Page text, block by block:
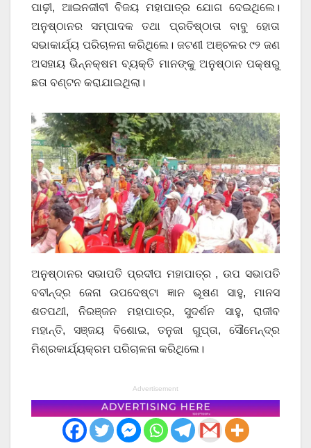
ପାଢ଼ୀ, ଆଇନଜୀବୀ ବିଜୟ ମହାପାତ୍ର ଯୋଗ ଦେଇଥିଲେ।
ଅନୁଷ୍ଠାନର ସମ୍ପାଦକ ତଥା ପ୍ରତିଷ୍ଠାତା ବାବୁ ହୋତା
ସଭାକାର୍ଯ୍ୟ ପରିଚାଳନା କରିଥିଲେ। ଜଟଣୀ ଅଞ୍ଚଳର ୯୨ ଜଣ
ଅସହାୟ ଭିନ୍ନକ୍ଷମ ବ୍ୟକ୍ତି ମାନଙ୍କୁ ଅନୁଷ୍ଠାନ ପକ୍ଷରୁ
ଛତା ବଣ୍ଟନ କରାଯାଇଥିଲା।
ଅନୁଷ୍ଠାନର ସଭାପତି ପ୍ରଦୀପ ମହାପାତ୍ର , ଉପ ସଭାପତି
ବବୀନ୍ଦ୍ର ଜେନା ଉପଦେଷ୍ଟା ଜ୍ଞାନ ଭୂଷଣ ସାହୁ, ମାନସ
ଶତପଥୀ, ନିରଞ୍ଜନ ମହାପାତ୍ର, ସୁଦର୍ଶନ ସାହୁ, ରାଜୀବ
ମହାନ୍ତି, ସଞ୍ଜୟ ବିଶୋଇ, ତନୁଜା ଗୁପ୍ତା, ସୌମେନ୍ଦ୍ର
ମିଶ୍ରକାର୍ଯ୍ୟକ୍ରମ ପରିଚାଳନା କରିଥିଲେ।
Advertisement